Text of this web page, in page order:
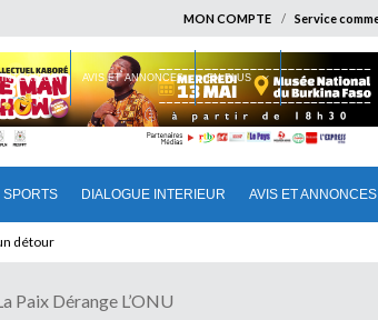
MON COMPTE Service
SPORTS DIALOGUE INTERIEUR AVIS ET ANNONCES
AVIS ET ANNONCES EN PLUS
Paix Dérange L’ONU